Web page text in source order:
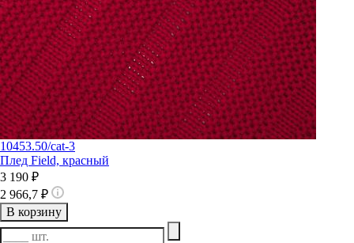
10453.50/cat-3
Плед Field, красный
3 190 ₽
2 966,7 ₽
В корзину